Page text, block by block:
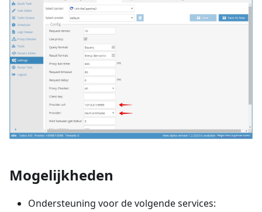
Mogelijkheden
Ondersteuning voor de volgende services: